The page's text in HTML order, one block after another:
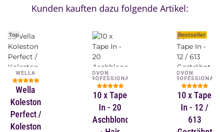
Kunden kauften dazu folgende Artikel:
Top
WELLA
Wella
Koleston
Perfect /
Koleston
NOVON
PROFESSIONAL
10 x Tape
In - 20
Aschblond
Bestseller
NOVON
PROFESSIONAL
10 x Tape
In - 12 /
613